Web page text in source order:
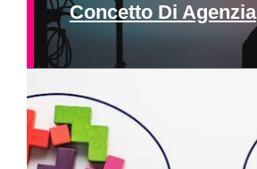
Concetto Di Agenzia